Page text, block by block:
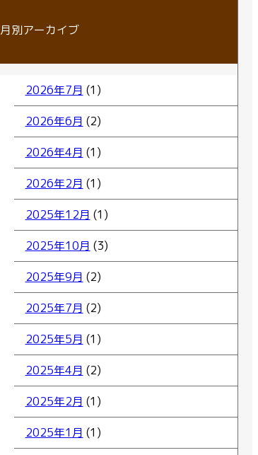
月別アーカイブ
2026年7月 (1)
2026年6月 (2)
2026年4月 (1)
2026年2月 (1)
2025年12月 (1)
2025年10月 (3)
2025年9月 (2)
2025年7月 (2)
2025年5月 (1)
2025年4月 (2)
2025年2月 (1)
2025年1月 (1)